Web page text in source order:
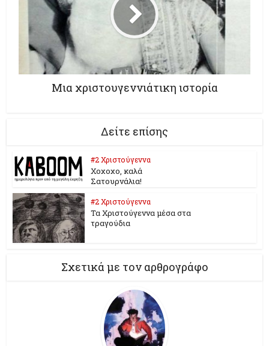
Μια χριστουγεννιάτικη ιστορία
Δείτε επίσης
#2 Χριστούγεννα
Χοχοχο, καλά
Σατουρνάλια!
#2 Χριστούγεννα
Τα Χριστούγεννα μέσα στα
τραγούδια
Σχετικά με τον αρθρογράφο